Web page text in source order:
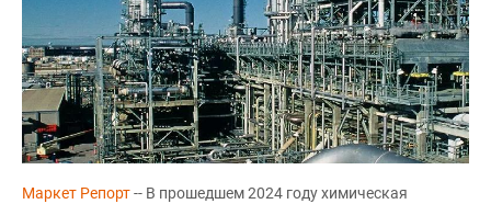
Маркет Репорт-- В прошедшем 2024 году химическая